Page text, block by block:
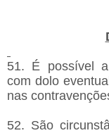
51. É possível
com dolo
nas
52. São